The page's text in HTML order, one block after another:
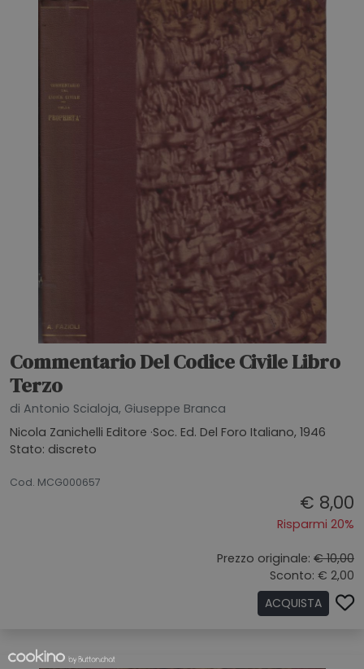
Commentario Del Codice Civile Libro
Terzo
di Antonio Scialoja, Giuseppe Branca
Nicola Zanichelli Editore ·Soc. Ed. Del Foro Italiano, 1946
Stato: discreto
Cod. MCG000657
€ 8,00
Risparmi 20%
Prezzo originale: € 10,00
Sconto: € 2,00
ACQUISTA